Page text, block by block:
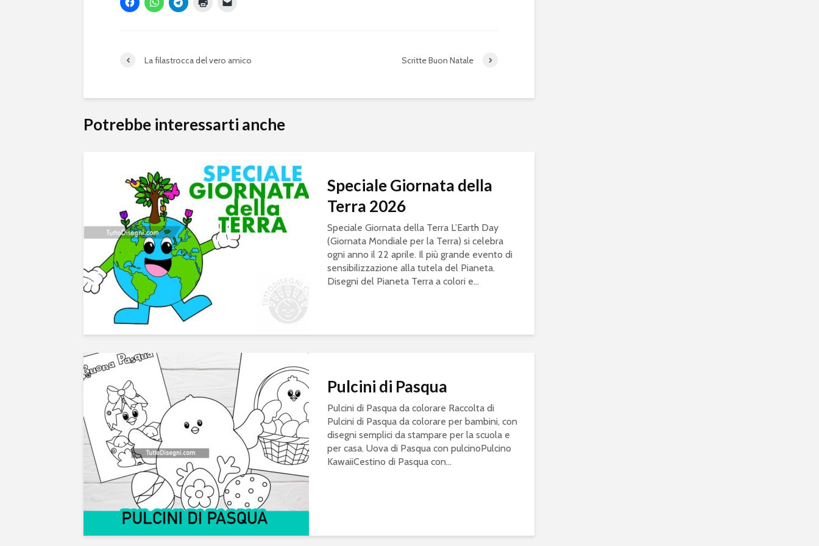
La filastrocca del vero amico Scritte Buon Natale
Potrebbe interessarti anche
Speciale Giornata della
Terra 2026
Speciale Giornata della Terra L’Earth Day
(Giornata Mondiale per la Terra) si celebra
ogni anno il 22 aprile. Il più grande evento di
sensibilizzazione alla tutela del Pianeta.
Disegni del Pianeta Terra a colori e...
Pulcini di Pasqua
Pulcini di Pasqua da colorare Raccolta di
Pulcini di Pasqua da colorare per bambini, con
disegni semplici da stampare per la scuola e
per casa. Uova di Pasqua con pulcinoPulcino
KawaiiCestino di Pasqua con...